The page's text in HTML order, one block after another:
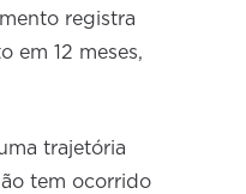
registra
em 12 meses,
trajetória
tem ocorrido